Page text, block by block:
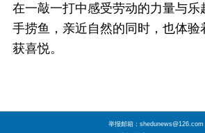
在一敲一打中感受劳动的力量与乐
手捞鱼，亲近自然的同时，也体验
获喜悦。
举报邮箱：shedunews@126.com